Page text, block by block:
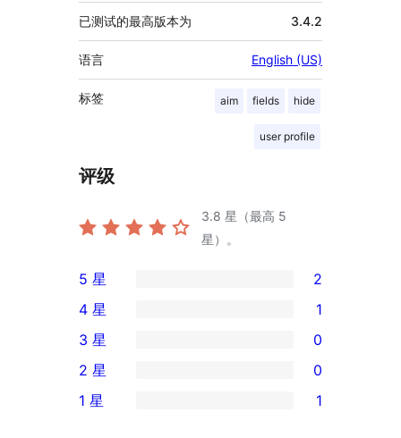
已测试的最高版本为 3.4.2
语言 English (US)
标签 aim fields hide
user profile
评级
3.8 星（最高 5
星）。
2
条
5
星
评
5 星 2
条
4
星
4 星 1
0
条
3
3 星 0
条
2 星 0
1 星 1